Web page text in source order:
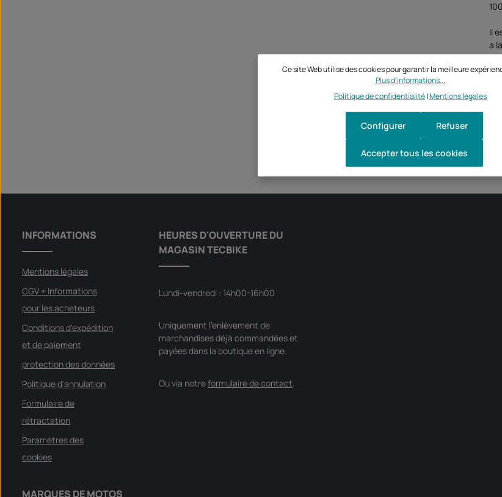
Il
a
INFORMATIONS
Mentions légales
CGV + Informations
pour les acheteurs
Conditions d'expédition
et de paiement
protection des données
Politique d'annulation
Formulaire de
rétractation
Paramètres des
cookies
HEURES D'OUVERTURE DU
MAGASIN TECBIKE
Lundi-vendredi : 14h00-16h00
Uniquement l'enlèvement de
marchandises déjà commandées et
payées dans la boutique en ligne.
Ou via notreformulaire de contact.
MARQUES DE MOTOS
Ce site Web utilise des cookies pour garantir la meilleure
Plus d'informations...
Politique de confidentialité|Mentions légales
Refuser
Configurer
Accepter tous les cookies